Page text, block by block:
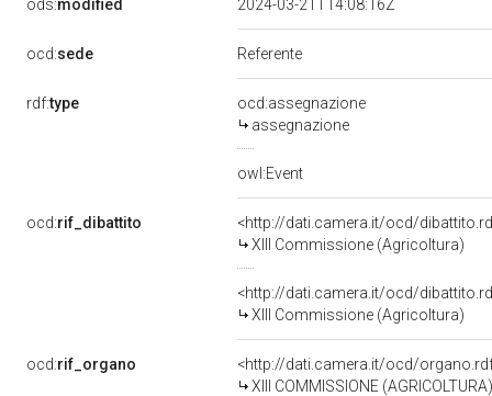
ods:modified 2024-03-21T14:08:16Z
ocd:sede Referente
rdf:type
ocd:assegnazione
assegnazione
owl:Event
ocd:rif_dibattito
<http://dati.camera.it/ocd/
XIII Commissione (Agricoltura)
<http://dati.camera.it/ocd/
XIII Commissione (Agricoltura)
ocd:rif_organo
<http://dati.camera.it/ocd/
XIII COMMISSIONE (AGRICOLTURA)